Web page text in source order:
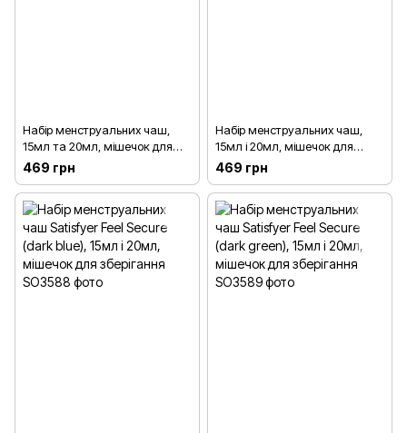
Набір менструальних чаш,
15мл та 20мл, мішечок для
зберігання - Satisfyer Feel Good
(Фіолетовий)
469 грн
Набір менструальних чаш,
15мл і 20мл, мішечок для
зберігання - Satisfyer Feel Good
(Помаранчевий)
469 грн